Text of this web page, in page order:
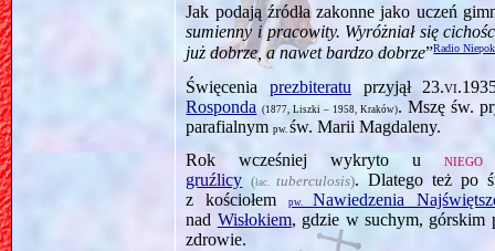
Jak podają źródła zakonne jako uczeń
sumienny i pracowity. Wyróżniał się
już dobrze, a nawet bardzo dobrze”Radio
Święcenia prezbiteratu przyjął
Rosponda
(1877, Liszki – 1958, Kraków). Mszę św.
parafialnympw.św. Marii Magdaleny.
Rok wcześniej wykryto uniego
gruźlicy (łac.tuberculosis). Dlatego też po
z kościołempw.Nawiedzenia
nad Wisłokiem, gdzie w suchym,
zdrowie.